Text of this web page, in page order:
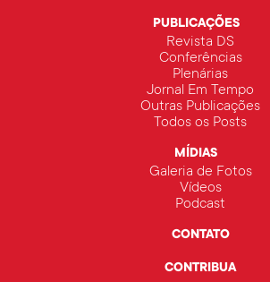
PUBLICAÇÕES
Revista DS
Conferências
Plenárias
Jornal Em Tempo
Outras Publicações
Todos os Posts
MÍDIAS
Galeria de Fotos
Vídeos
Podcast
CONTATO
CONTRIBUA